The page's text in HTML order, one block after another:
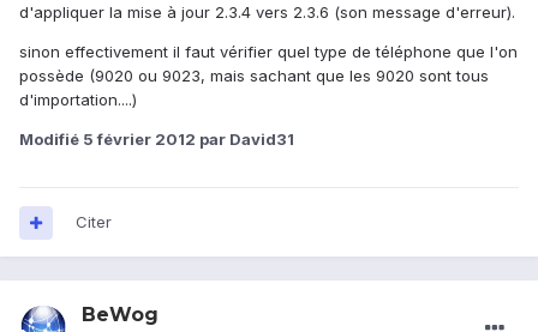
d'appliquer la mise à jour 2.3.4 vers 2.3.6 (son message d'erreur).
sinon effectivement il faut vérifier quel type de téléphone que l'on
possède (9020 ou 9023, mais sachant que les 9020 sont tous
d'importation....)
Modifié 5 février 2012 par David31
Citer
BeWog